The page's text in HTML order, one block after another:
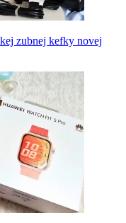
zubnej kefky novej